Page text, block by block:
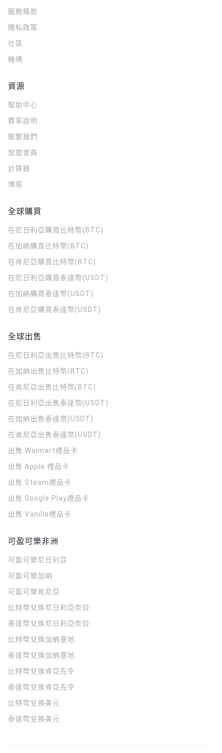
服務條款
隱私政策
社區
機構
資源
幫助中心
費率說明
聯繫我們
加盟會員
計算器
博客
全球購買
在尼日利亞購買比特幣(BTC)
在加納購買比特幣(BTC)
在肯尼亞購買比特幣(BTC)
在尼日利亞購買泰達幣(USDT)
在加納購買泰達幣(USDT)
在肯尼亞購買泰達幣(USDT)
全球出售
在尼日利亞出售比特幣(BTC)
在加納出售比特幣(BTC)
在肯尼亞出售比特幣(BTC)
在尼日利亞出售泰達幣(USDT)
在加納出售泰達幣(USDT)
在肯尼亞出售泰達幣(USDT)
出售 Walmart禮品卡
出售 Apple 禮品卡
出售 Steam禮品卡
出售 Google Play禮品卡
出售 Vanilla禮品卡
可盈可樂非洲
可盈可樂 尼日利亞
可盈可樂加納
可盈可樂肯尼亞
比特幣兌換尼日利亞奈拉
泰達幣兌換尼日利亞奈拉
比特幣兌換加納塞地
泰達幣兌換加納塞地
比特幣兌換肯亞先令
泰達幣兌換肯亞先令
比特幣兌換美元
泰達幣兌換美元